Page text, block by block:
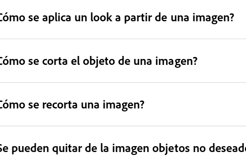
se aplica un look a partir de una imagen?
se corta el objeto de una imagen?
se recorta una imagen?
pueden quitar de la imagen objetos no